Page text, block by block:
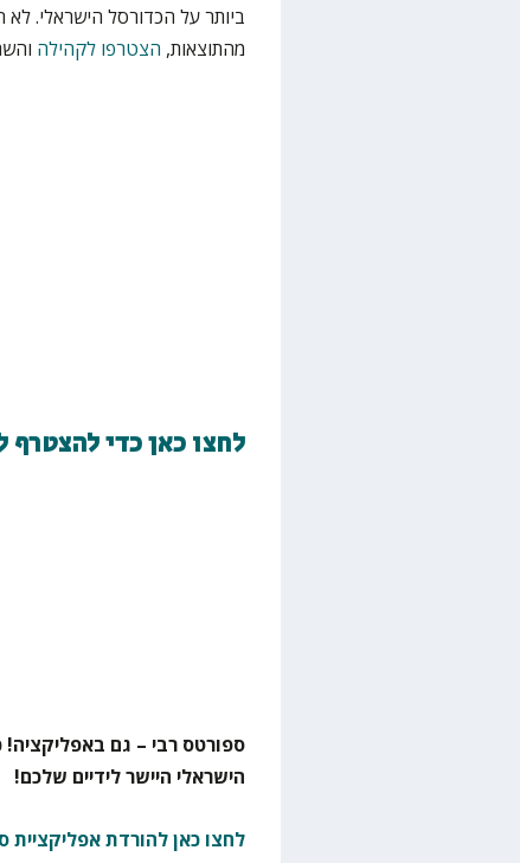
ביותר על הכדורסל הישראלי.
מהתוצאות, הצטרפו לקהילה
לחצו כאן כדי
ספורטס רבי – גם באפליקציה!
הישראלי היישר לידיים שלכם!
לחצו כאן להורדת אפליקציית